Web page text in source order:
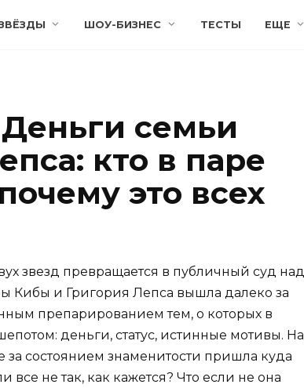
ШОУ-БИЗНЕС ТЕСТЫ ЕЩЕ
семьи
кто в паре
это всех
звезд превращается в публичный суд над
Кибы и Григория Лепса вышла далеко за
препарированием тем, о которых в
деньги, статус, истинные мотивы. На
состоянием знаменитости пришла куда
все не так, как кажется? Что если не она